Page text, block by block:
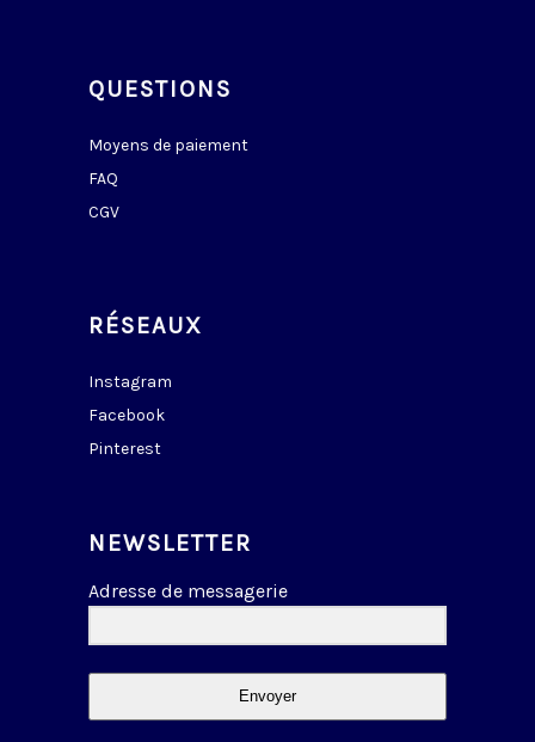
QUESTIONS
Moyens de paiement
FAQ
CGV
RÉSEAUX
Instagram
Facebook
Pinterest
NEWSLETTER
Adresse de messagerie
Envoyer